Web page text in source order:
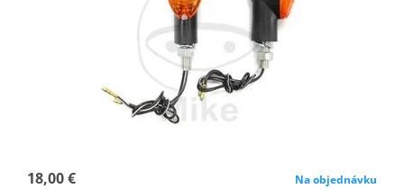
18,00 € Na objednávku